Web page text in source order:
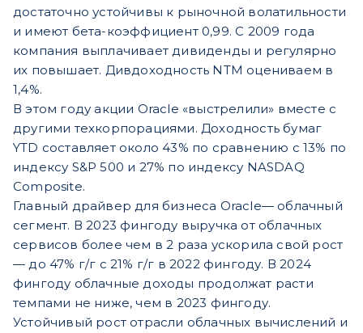
достаточно устойчивы к рыночной волатильности
и имеют бета-коэффициент 0,99. С 2009 года
компания выплачивает дивиденды и регулярно
их повышает. Дивдоходность NTM оцениваем в
1,4%.
В этом году акции Oracle «выстрелили» вместе с
другими техкорпорациями. Доходность бумаг
YTD составляет около 43% по сравнению с 13% по
индексу S&P 500 и 27% по индексу NASDAQ
Composite.
Главный драйвер для бизнеса Oracle— облачный
сегмент. В 2023 фингоду выручка от облачных
сервисов более чем в 2 раза ускорила свой рост
— до 47% г/г с 21% г/г в 2022 фингоду. В 2024
фингоду облачные доходы продолжат расти
темпами не ниже, чем в 2023 фингоду.
Устойчивый рост отрасли облачных вычислений и